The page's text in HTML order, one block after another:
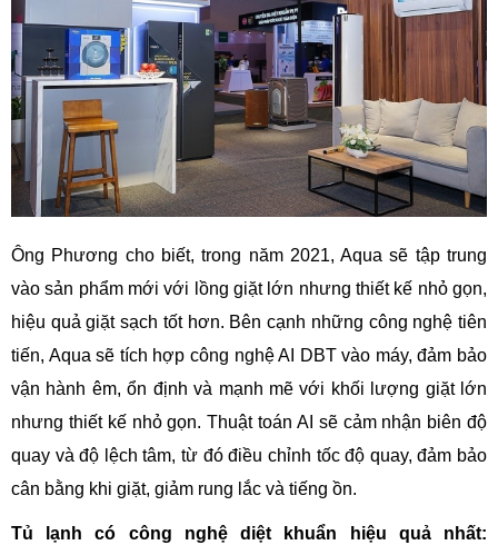
Ông Phương cho biết, trong năm 2021, Aqua sẽ tập trung
vào sản phẩm mới với lồng giặt lớn nhưng thiết kế nhỏ gọn,
hiệu quả giặt sạch tốt hơn. Bên cạnh những công nghệ tiên
tiến, Aqua sẽ tích hợp công nghệ AI DBT vào máy, đảm bảo
vận hành êm, ổn định và mạnh mẽ với khối lượng giặt lớn
nhưng thiết kế nhỏ gọn. Thuật toán AI sẽ cảm nhận biên độ
quay và độ lệch tâm, từ đó điều chỉnh tốc độ quay, đảm bảo
cân bằng khi giặt, giảm rung lắc và tiếng ồn.
Tủ lạnh có công nghệ diệt khuẩn hiệu quả nhất: